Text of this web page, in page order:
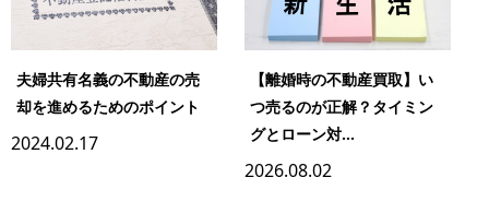
夫婦共有名義の不動産の売
却を進めるためのポイント
2024.02.17
【離婚時の不動産買取】い
つ売るのが正解？タイミン
グとローン対...
2026.08.02